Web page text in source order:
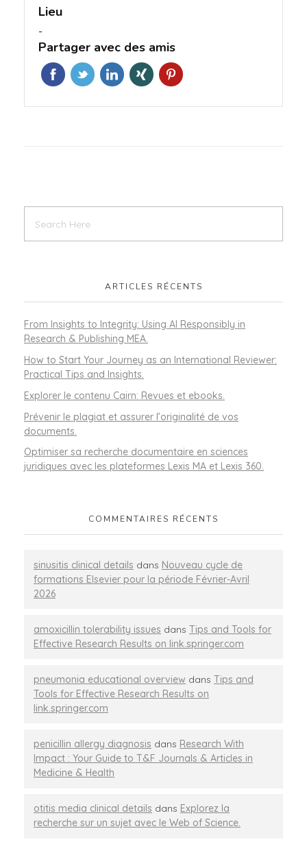
Lieu
-
Partager avec des amis
ARTICLES RÉCENTS
From Insights to Integrity: Using AI Responsibly in
Research & Publishing MEA.
How to Start Your Journey as an International Reviewer:
Practical Tips and Insights.
Explorer le contenu Cairn: Revues et ebooks.
Prévenir le plagiat et assurer l’originalité de vos
documents.
Optimiser sa recherche documentaire en sciences
juridiques avec les plateformes Lexis MA et Lexis 360.
COMMENTAIRES RÉCENTS
sinusitis clinical details dans Nouveau cycle de
formations Elsevier pour la période Février-Avril
2026
amoxicillin tolerability issues dans Tips and Tools for
Effective Research Results on link.springer.com
pneumonia educational overview dans Tips and
Tools for Effective Research Results on
link.springer.com
penicillin allergy diagnosis dans Research With
Impact : Your Guide to T&F Journals & Articles in
Medicine & Health
otitis media clinical details dans Explorez la
recherche sur un sujet avec le Web of Science.